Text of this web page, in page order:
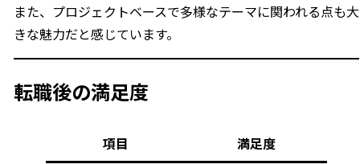
また、プロジェクトベースで多様なテーマに関われる点も大
きな魅力だと感じています。
転職後の満足度
項目
満足度